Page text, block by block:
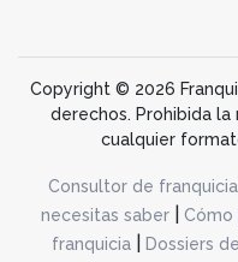
Copyright © 2026
derechos. Prohibida
cualquier
Consultor de franquicia
necesitas saber
Cómo
franquicia| Dossiers